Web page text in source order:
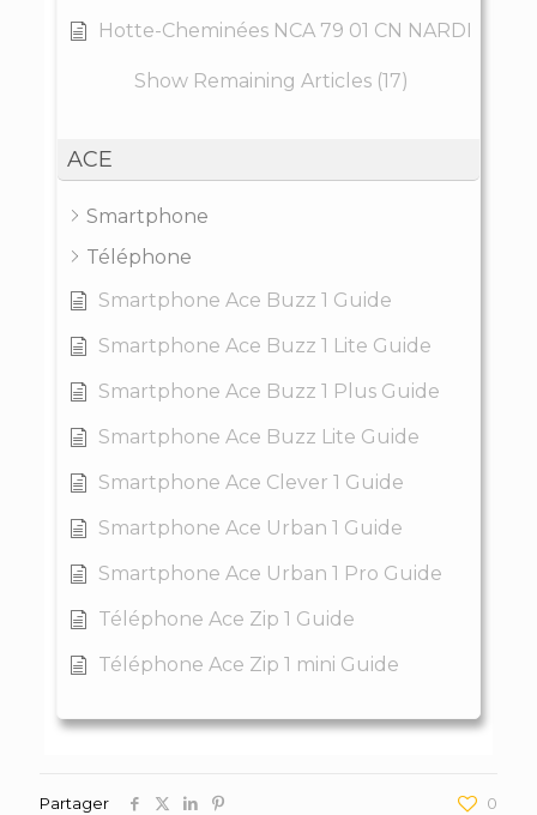
Hotte-Cheminées NCA 79 01 CN NARDI
Show Remaining Articles (17)
ACE
Smartphone
Téléphone
Smartphone Ace Buzz 1 Guide
Smartphone Ace Buzz 1 Lite Guide
Smartphone Ace Buzz 1 Plus Guide
Smartphone Ace Buzz Lite Guide
Smartphone Ace Clever 1 Guide
Smartphone Ace Urban 1 Guide
Smartphone Ace Urban 1 Pro Guide
Téléphone Ace Zip 1 Guide
Téléphone Ace Zip 1 mini Guide
Partager 0